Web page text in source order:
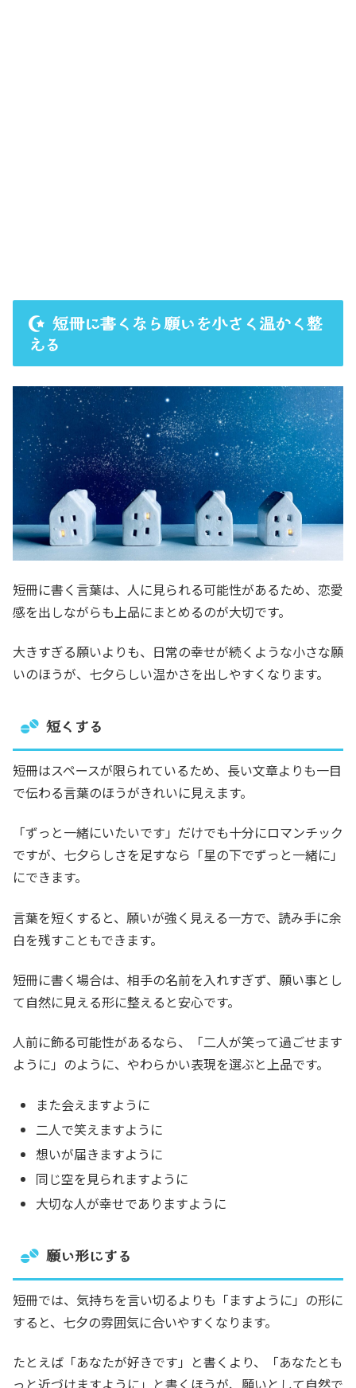
短冊に書くなら願いを小さく温かく整
える
短冊に書く言葉は、人に見られる可能性があるため、恋愛
感を出しながらも上品にまとめるのが大切です。
大きすぎる願いよりも、日常の幸せが続くような小さな願
いのほうが、七夕らしい温かさを出しやすくなります。
短くする
短冊はスペースが限られているため、長い文章よりも一目
で伝わる言葉のほうがきれいに見えます。
「ずっと一緒にいたいです」だけでも十分にロマンチック
ですが、七夕らしさを足すなら「星の下でずっと一緒に」
にできます。
言葉を短くすると、願いが強く見える一方で、読み手に余
白を残すこともできます。
短冊に書く場合は、相手の名前を入れすぎず、願い事とし
て自然に見える形に整えると安心です。
人前に飾る可能性があるなら、「二人が笑って過ごせます
ように」のように、やわらかい表現を選ぶと上品です。
また会えますように
二人で笑えますように
想いが届きますように
同じ空を見られますように
大切な人が幸せでありますように
願い形にする
短冊では、気持ちを言い切るよりも「ますように」の形に
すると、七夕の雰囲気に合いやすくなります。
たとえば「あなたが好きです」と書くより、「あなたとも